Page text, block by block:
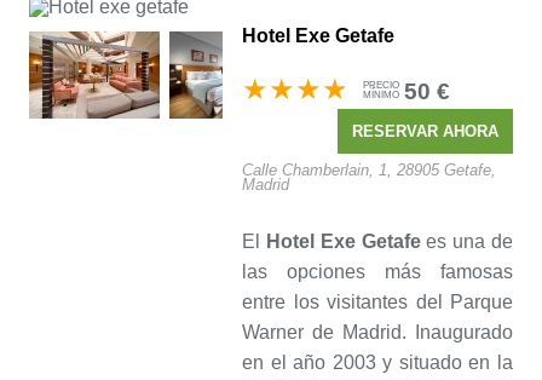
Hotel Exe Getafe
PRECIO
MÍNIMO 50 €
RESERVAR AHORA
Calle Chamberlain, 1, 28905 Getafe,
Madrid
El Hotel Exe Getafees una de
las opciones más famosas
entre los visitantes del Parque
Warner de Madrid. Inaugurado
en el año 2003 y situado en la